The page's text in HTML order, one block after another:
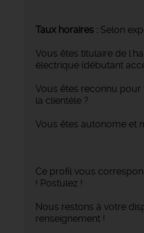
Taux horaires : Selon
Vous êtes titulaire de
électrique (débutant
Vous êtes reconnu
la clientèle ?
Vous êtes autonome et
Ce profil vous
! Postulez !
Nous restons à votre
renseignement !